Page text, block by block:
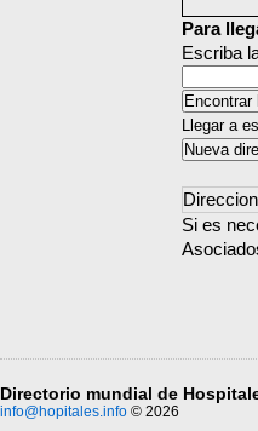
Para
Escriba
Llegar a
Si es
Directorio mundial de
info@hopitales.info © 2026